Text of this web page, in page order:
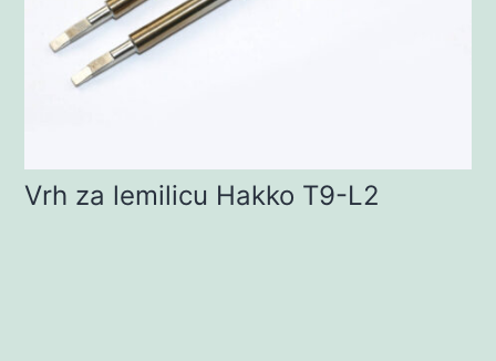
Vrh za lemilicu Hakko T9-L2